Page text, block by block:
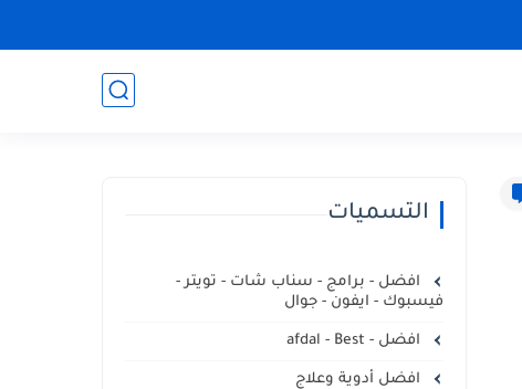
التسميات
افضل - برامج - سناب شات - تويتر -
فيسبوك - ايفون - جوال
افضل - afdal - Best
افضل أدوية وعلاج